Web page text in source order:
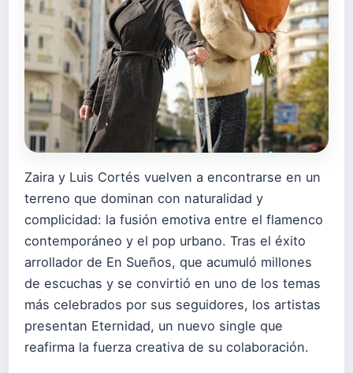
Zaira y Luis Cortés vuelven a encontrarse en un
terreno que dominan con naturalidad y
complicidad: la fusión emotiva entre el flamenco
contemporáneo y el pop urbano. Tras el éxito
arrollador de En Sueños, que acumuló millones
de escuchas y se convirtió en uno de los temas
más celebrados por sus seguidores, los artistas
presentan Eternidad, un nuevo single que
reafirma la fuerza creativa de su colaboración.